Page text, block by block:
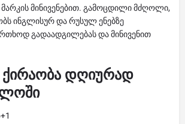
მარკის მინივენებით. გამოცდილი მძღოლი,
ინგლისურ და რუსულ ენებზე
გადაადგილებას და მინივენით
ქირაობა დღიურად